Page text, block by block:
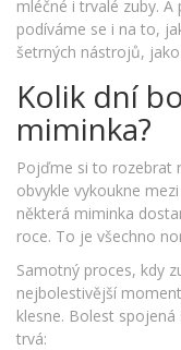
mléčné i trvalé zuby.
podíváme se i na to,
šetrných nástrojů,
Kolik dní
miminka?
Pojďme si to rozebrat
obvykle vykoukne
některá miminka
roce. To je všechno
Samotný proces, kdy
nejbolestivější
klesne. Bolest
trvá: